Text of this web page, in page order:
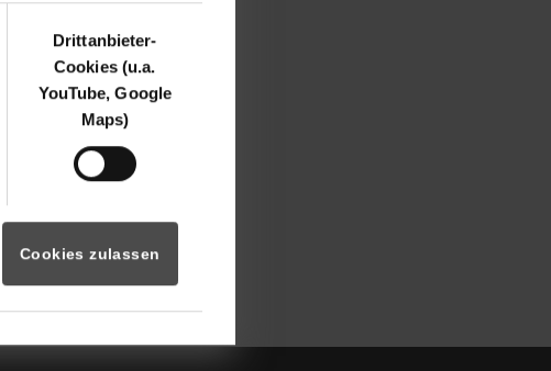
Drittanbieter-
Cookies (u.a.
YouTube, Google
Maps)
Cookies zulassen